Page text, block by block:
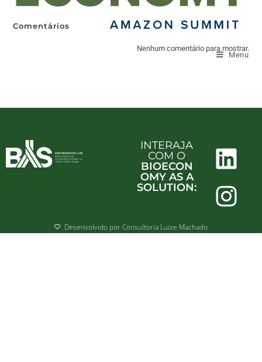
Menu
Comentários
Nenhum comentário para mostrar.
INTERAJA
COM O
BIOECON
OMY AS A
SOLUTION:
Desenvolvido por Consultoria Luize Machado